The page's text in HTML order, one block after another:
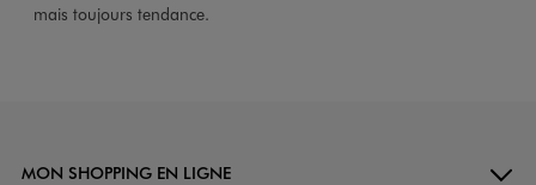
mais toujours tendance.
MON SHOPPING EN LIGNE